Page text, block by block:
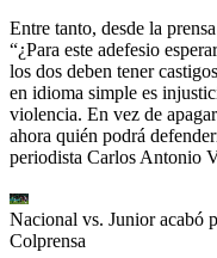
Entre tanto, desde la
“¿Para este adefesio
los dos deben tener
en idioma simple es
violencia. En vez de
ahora quién podrá
periodista Carlos Antonio
Nacional vs. Junior acabó
Colprensa